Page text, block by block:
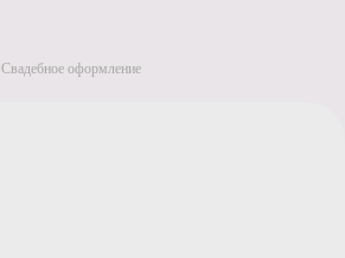
Свадебное оформление